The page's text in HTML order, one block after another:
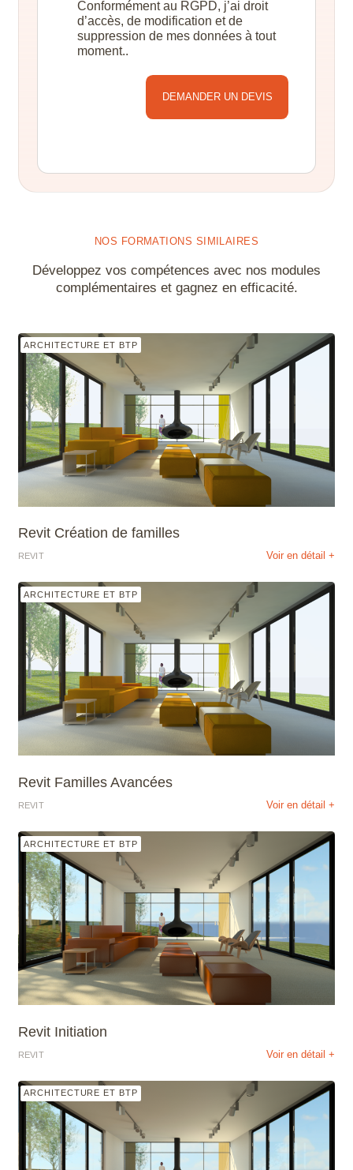
Conformément au RGPD, j’ai droit
d’accès, de modification et de
suppression de mes données à tout
moment..
NOS FORMATIONS SIMILAIRES
Développez vos compétences avec nos modules
complémentaires et gagnez en efficacité.
ARCHITECTURE ET BTP
Revit Création de familles
REVIT Voir en détail +
ARCHITECTURE ET BTP
Revit Familles Avancées
REVIT Voir en détail +
ARCHITECTURE ET BTP
Revit Initiation
REVIT Voir en détail +
ARCHITECTURE ET BTP